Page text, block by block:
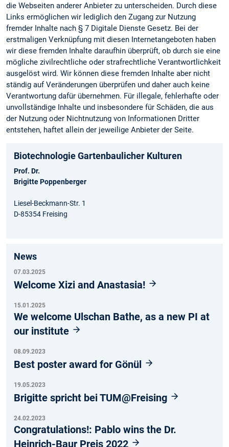
die Webseiten anderer Anbieter zu unterscheiden. Durch diese
Links ermöglichen wir lediglich den Zugang zur Nutzung
fremder Inhalte nach § 7 Digitale Dienste Gesetz. Bei der
erstmaligen Verknüpfung mit diesen Internetangeboten haben
wir diese fremden Inhalte daraufhin überprüft, ob durch sie eine
mögliche zivilrechtliche oder strafrechtliche Verantwortlichkeit
ausgelöst wird. Wir können diese fremden Inhalte aber nicht
ständig auf Veränderungen überprüfen und daher auch keine
Verantwortung dafür übernehmen. Für illegale, fehlerhafte oder
unvollständige Inhalte und insbesondere für Schäden, die aus
der Nutzung oder Nichtnutzung von Informationen Dritter
entstehen, haftet allein der jeweilige Anbieter der Seite.
Biotechnologie Gartenbaulicher Kulturen
Prof. Dr.
Brigitte Poppenberger
Liesel-Beckmann-Str. 1
D-85354 Freising
News
07.03.2025
Welcome Xizi and Anastasia!
15.01.2025
We welcome Ulschan Bathe, as a new PI at
our institute
08.09.2023
Best poster award for Gönül
19.05.2023
Brigitte spricht bei TUM@Freising
24.02.2023
Congratulations!: Pablo wins the Dr.
Heinrich-Baur Preis 2022